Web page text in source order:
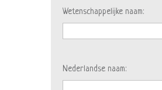
Wetenschappelijke naam:
Nederlandse naam: